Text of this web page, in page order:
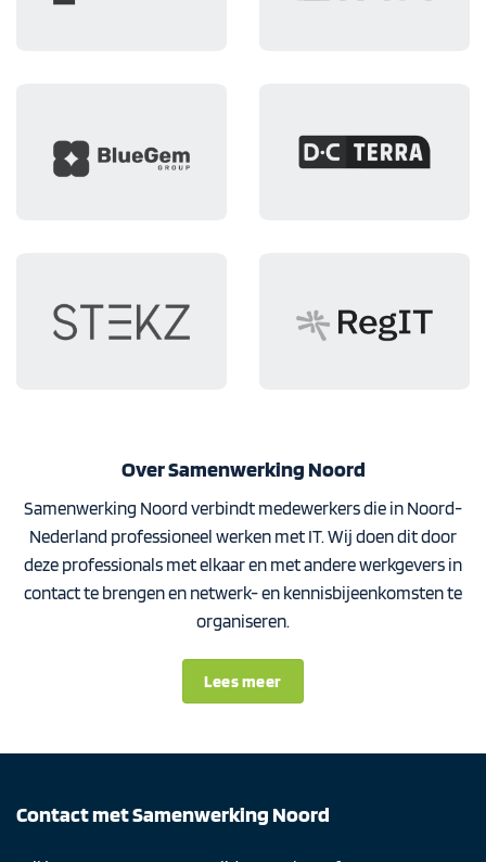
Over Samenwerking Noord
Samenwerking Noord verbindt medewerkers die in Noord-
Nederland professioneel werken met IT. Wij doen dit door
deze professionals met elkaar en met andere werkgevers in
contact te brengen en netwerk- en kennisbijeenkomsten te
organiseren.
Lees meer
Contact met Samenwerking Noord